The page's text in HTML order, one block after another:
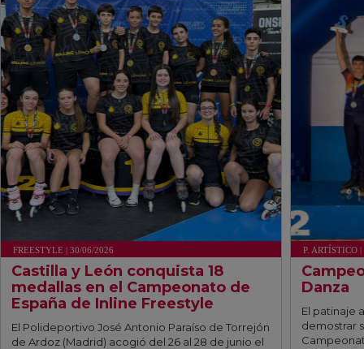
FREESTYLE | 30/06/2026
Castilla y León conquista 18
medallas en el Campeonato de
España de Inline Freestyle
El Polideportivo José Antonio Paraíso de Torrejón
de Ardoz (Madrid) acogió del 26 al 28 de junio el
P. ARTÍSTICO
Danza
El patinaje
demostrar